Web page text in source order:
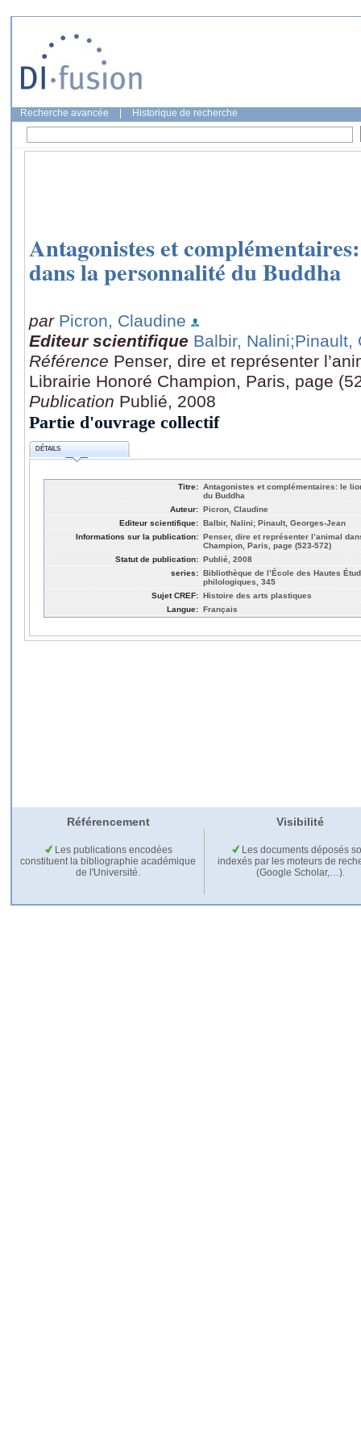
Recherche avancée Historique de recherche
Antagonistes et
dans la personnalité du Buddha
par Picron, Claudine
Editeur scientifique Balbir, Nalini;Pinault,
Référence Penser, dire et représenter
Librairie Honoré Champion, Paris, page
Publication Publié, 2008
Partie d'ouvrage collectif
DÉTAILS
Titre: Antagonistes et complémentaires: le
du Buddha
Auteur: Picron, Claudine
Editeur scientifique: Balbir, Nalini; Pinault, Georges-Jean
Informations sur la publication: Penser, dire et représenter l’animal
Champion, Paris, page (523-572)
Statut de publication: Publié, 2008
series: Bibliothèque de l’École des Hautes
philologiques, 345
Sujet CREF: Histoire des arts plastiques
Langue: Français
Référencement Visibilité
Les publications encodées
constituent la bibliographie académique
de l'Université.
Les documents déposés
indexés par les moteurs de
(Google Scholar,…).